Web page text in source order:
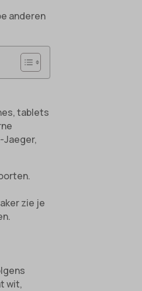
anderen
tablets
Jaeger,
zie je
wit,